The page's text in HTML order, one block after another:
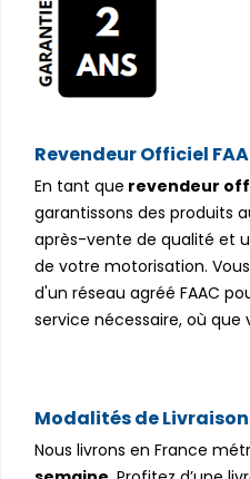
Revendeur Officiel
En tant que revendeur
garantissons des produits
après-vente de qualité et
de votre motorisation.
d'un réseau agréé FAAC
service nécessaire, où que
Modalités de
Nous livrons en France